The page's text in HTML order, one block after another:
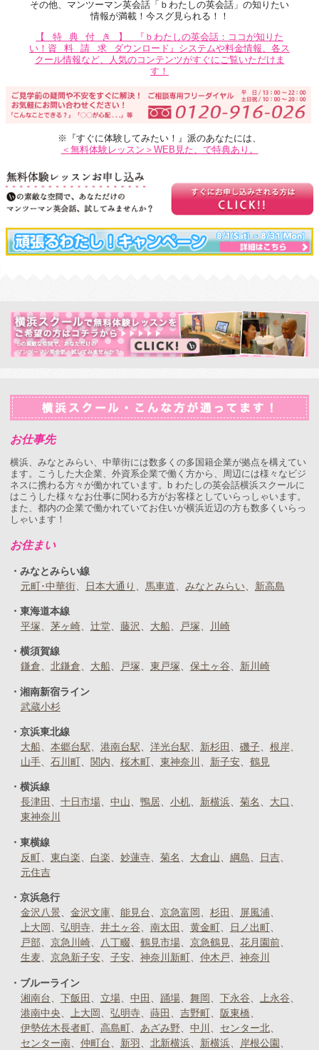
その他、マンツーマン英会話「ｂわたしの英会話」の知りたい
情報が満載！今スグ見られる！！
【特典付き】
『ｂわたしの英会話：ココが知りた
い！ 資料請求 ダウンロード』システムや料金情報、各ス
クール情報など、人気のコンテンツがすぐにご覧いただけま
す！
※『すぐに体験してみたい！』派のあなたには、
＜無料体験レッスン＞WEB見た、で特典あり。
お仕事先
横浜、みなとみらい、中華街には数多くの多国籍企業が拠点を構えてい
ます。こうした大企業、外資系企業で働く方から、周辺には様々なビジ
ネスに携わる方々が働かれています。b わたしの英会話横浜スクールに
はこうした様々なお仕事に関わる方がお客様としていらっしゃいます。
また、都内の企業で働かれていてお住いが横浜近辺の方も数多くいらっ
しゃいます！
お住まい
みなとみらい線
元町･中華街
日本大通り 馬車道 みなとみらい 新高島
東海道本線
平塚
茅ヶ崎 辻堂 藤沢 大船 戸塚 川崎
横須賀線
鎌倉
北鎌倉 大船 戸塚 東戸塚 保土ヶ谷 新川崎
湘南新宿ライン
武蔵小杉
京浜東北線
大船
本郷台駅 港南台駅 洋光台駅 新杉田 磯子
根岸
山手
石川町 関内 桜木町 東神奈川 新子安 鶴見
横浜線
長津田
十日市場 中山 鴨居 小机 新横浜 菊名
大口
東神奈川
東横線
反町
東白楽 白楽 妙蓮寺 菊名 大倉山 綱島
日吉
元住吉
京浜急行
金沢八景
金沢文庫 能見台 京急富岡 杉田
屏風浦
上大岡
弘明寺 井土ヶ谷 南太田 黄金町
日ノ出町
戸部
京急川崎 八丁畷 鶴見市場 京急鶴見
花月園前
生麦
京急新子安 子安 神奈川新町 仲木戸 神奈川
ブルーライン
湘南台
下飯田 立場 中田 踊場 舞岡 下永谷
上永谷
港南中央
上大岡 弘明寺 蒔田 吉野町
阪東橋
伊勢佐木長者町
高島町 あざみ野 中川
センター北
センター南
仲町台 新羽 北新横浜 新横浜
岸根公園